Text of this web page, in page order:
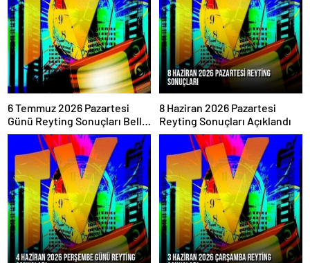
6 Temmuz 2026 Pazartesi
Günü Reyting Sonuçları Belli
Oldu
8 Haziran 2026 Pazartesi
Reyting Sonuçları Açıklandı